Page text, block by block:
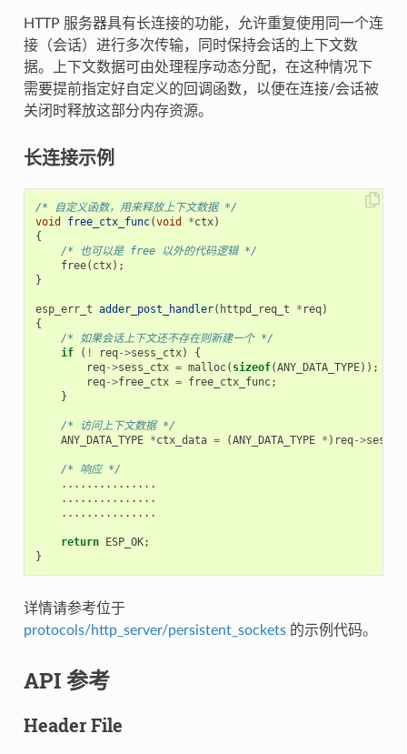
HTTP 服务器具有长连接的功能，允许重复使用同一个连
接（会话）进行多次传输，同时保持会话的上下文数
据。上下文数据可由处理程序动态分配，在这种情况下
需要提前指定好自定义的回调函数，以便在连接/会话被
关闭时释放这部分内存资源。
长连接示例
/* 自定义函数，用来释放上下文数据 */
void
free_ctx_func(void *ctx)
{
/* 也可以是 free 以外的代码逻辑 */
free( ctx);
}
esp_err_t adder_post_handler( httpd_req_t * req)
{
/* 如果会话上下文还不存在则新建一个 */
if
( ! req->sess_ctx)
{
req->sess_ctx = malloc( sizeof(ANY_DATA_TYPE));
req->free_ctx = free_ctx_func;
}
/* 访问上下文数据 */
ANY_DATA_TYPE *ctx_data = (ANY_DATA_TYPE * ) req->
/* 响应 */
...............
...............
...............
return ESP_OK;
}
详情请参考位于
protocols/http_server/persistent_sockets的示例代码。
API 参考
Header File